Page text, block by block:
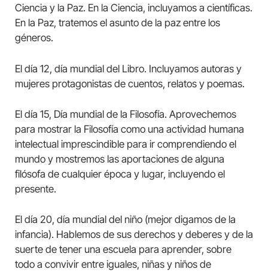
Ciencia y la Paz. En la Ciencia, incluyamos a científicas.
En la Paz, tratemos el asunto de la paz entre los
géneros.
El día 12, día mundial del Libro. Incluyamos autoras y
mujeres protagonistas de cuentos, relatos y poemas.
El día 15, Día mundial de la Filosofía. Aprovechemos
para mostrar la Filosofía como una actividad humana
intelectual imprescindible para ir comprendiendo el
mundo y mostremos las aportaciones de alguna
filósofa de cualquier época y lugar, incluyendo el
presente.
El día 20, día mundial del niño (mejor digamos de la
infancia). Hablemos de sus derechos y deberes y de la
suerte de tener una escuela para aprender, sobre
todo a convivir entre iguales, niñas y niños de